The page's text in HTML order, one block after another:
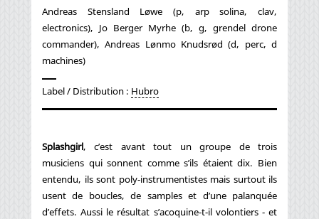
Andreas Stensland Løwe (p, arp solina, clav,
electronics), Jo Berger Myrhe (b, g, grendel drone
commander), Andreas Lønmo Knudsrød (d, perc, d
machines)
Label / Distribution : Hubro
Splashgirl, c’est avant tout un groupe de trois
musiciens qui sonnent comme s’ils étaient dix. Bien
entendu, ils sont poly-instrumentistes mais surtout ils
usent de boucles, de samples et d’une palanquée
d’effets. Aussi le résultat s’acoquine-t-il volontiers - et